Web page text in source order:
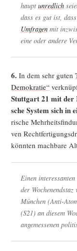
haupt unred­lich
dass es gut ist,
Umfra­genmit
eine oder ande­re
6. In dem sehr guten
Demo­kra­tie“
Stutt­gart 21 mit der
sche Sys­tem sich in
ri­sche
ven
könn­ten mach­ba­re
Einen
der
Mün­chen (Anti-
(S21) an die­sem
ange­mes­se­nen